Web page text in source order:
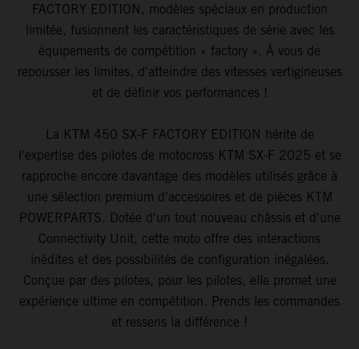
FACTORY EDITION, modèles spéciaux en production
limitée, fusionnent les caractéristiques de série avec les
équipements de compétition « factory ». À vous de
repousser les limites, d'atteindre des vitesses vertigineuses
et de définir vos performances !
La KTM 450 SX-F FACTORY EDITION hérite de
l'expertise des pilotes de motocross KTM SX-F 2025 et se
rapproche encore davantage des modèles utilisés grâce à
une sélection premium d'accessoires et de pièces KTM
POWERPARTS. Dotée d'un tout nouveau châssis et d'une
Connectivity Unit, cette moto offre des interactions
inédites et des possibilités de configuration inégalées.
Conçue par des pilotes, pour les pilotes, elle promet une
expérience ultime en compétition. Prends les commandes
et ressens la différence !